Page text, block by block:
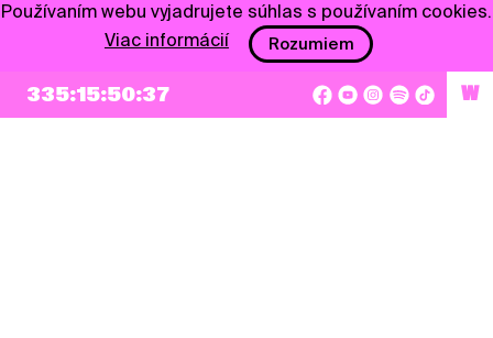
335:15:50:36 W
Používaním webu vyjadrujete súhlas s používaním cookies.
Viac informácií
Rozumiem